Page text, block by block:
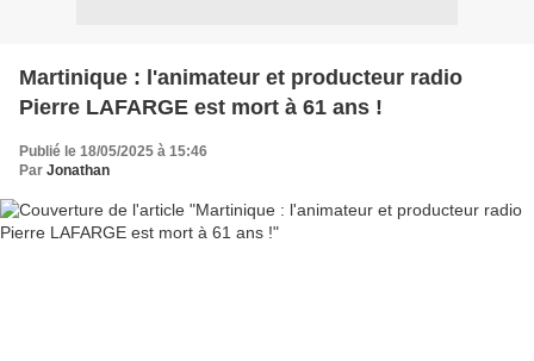
Martinique : l'animateur et producteur radio
Pierre LAFARGE est mort à 61 ans !
Publié le 18/05/2025 à 15:46
Par Jonathan